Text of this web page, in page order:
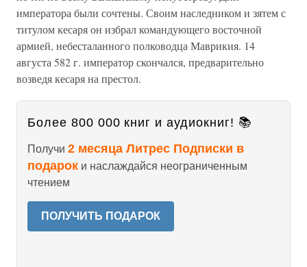
императора были сочтены. Своим наследником и зятем с
титулом кесаря он избрал командующего восточной
армией, небесталанного полководца Маврикия. 14
августа 582 г. император скончался, предварительно
возведя кесаря на престол.
Более 800 000 книг и аудиокниг! 📚
Получи 2 месяца Литрес Подписки в
подарок и наслаждайся неограниченным
чтением
ПОЛУЧИТЬ ПОДАРОК